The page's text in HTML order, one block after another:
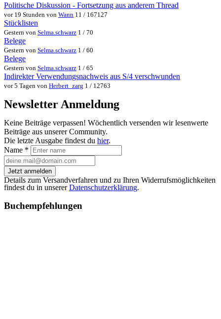
Politische Diskussion - Fortsetzung aus anderem Thread
vor 19 Stunden von Wann 11 / 167127
Stücklisten
Gestern von Selma.schwarz 1 / 70
Belege
Gestern von Selma.schwarz 1 / 60
Belege
Gestern von Selma.schwarz 1 / 65
Indirekter Verwendungsnachweis aus S/4 verschwunden
vor 5 Tagen von Herbert_zarg 1 / 12763
Newsletter Anmeldung
Keine Beiträge verpassen! Wöchentlich versenden wir lesenwerte
Beiträge aus unserer Community.
Die letzte Ausgabe findest du hier.
Name *
Jetzt anmelden
Details zum Versandverfahren und zu Ihren Widerrufsmöglichkeiten
findest du in unsererDatenschutzerklärung.
Buchempfehlungen